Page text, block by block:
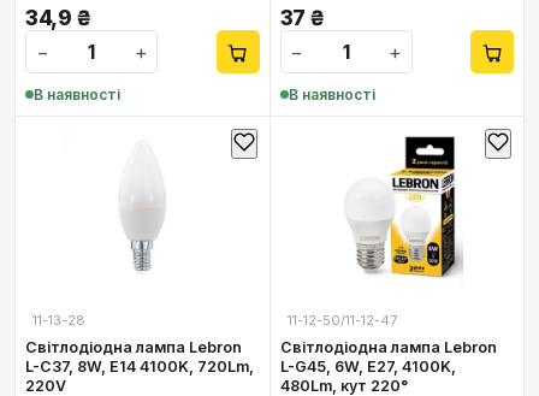
34,9 ₴
−
+
В наявності
37 ₴
−
+
В наявності
11-13-28
Світлодіодна лампа Lebron
L-C37, 8W, Е14 4100K, 720Lm,
220V
11-12-50/11-12-47
Світлодіодна лампа Lebron
L-G45, 6W, Е27, 4100K,
480Lm, кут 220°